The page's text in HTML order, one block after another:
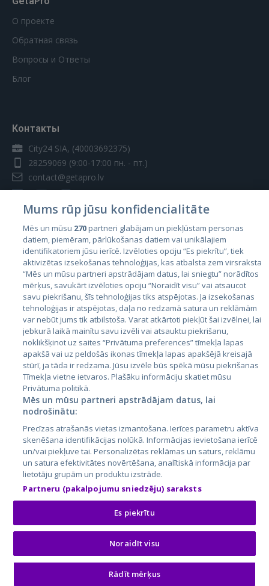
О проекте
Обратная связь
Вопросы и Ответы
Блог
Контакты
City24 SIA, (40003692375)
28259069 (9:00-17:00 пн. - пт.)
contact@getapro.lv
Страны
Эстония
Латвия
Литва
City24.lv
City24.ee
GetaPro.lv
GetaPro.ee
Skelbiu.lt
Autoplius.lt
Aruodas.lt
Kainos.lt
Paslaugos.lt
auto24.ee
KV.ee
Osta.ee
KuldneBörs.ee
Mums rūp jūsu konfidencialitāte
Mēs un mūsu 270partneri glabājam un piekļūstam personas
datiem, piemēram, pārlūkošanas datiem vai unikālajiem
identifikatoriem jūsu ierīcē. Izvēloties opciju “Es piekrītu”, tiek
aktivizētas izsekošanas tehnoloģijas, kas atbalsta zem virsraksta
“Mēs un mūsu partneri apstrādājam datus, lai sniegtu” norādītos
mērķus, savukārt izvēloties opciju “Noraidīt visu” vai atsaucot
savu piekrišanu, šīs tehnoloģijas tiks atspējotas. Ja izsekošanas
tehnoloģijas ir atspējotas, daļa no redzamā satura un reklāmām
var nebūt jums tik atbilstoša. Varat atkārtoti piekļūt šai izvēlnei, lai
jebkurā laikā mainītu savu izvēli vai atsauktu piekrišanu,
noklikšķinot uz saites “Privātuma preferences” tīmekļa lapas
apakšā vai uz peldošās ikonas tīmekļa lapas apakšējā kreisajā
stūrī, ja tāda ir redzama. Jūsu izvēle būs spēkā mūsu piekrišanas
Tīmekļa vietne ietvaros. Plašāku informāciju skatiet mūsu
Privātuma politikā.
Mēs un mūsu partneri apstrādājam datus, lai
nodrošinātu:
Precīzas atrašanās vietas izmantošana. Ierīces parametru aktīva
skenēšana identifikācijas nolūkā. Informācijas ievietošana ierīcē
un/vai piekļuve tai. Personalizētas reklāmas un saturs, reklāmu
un satura efektivitātes novērtēšana, analītiskā informācija par
lietotāju grupām un produktu izstrāde.
Partneru (pakalpojumu sniedzēju) saraksts
Es piekrītu
Noraidīt visu
Rādīt mērķus